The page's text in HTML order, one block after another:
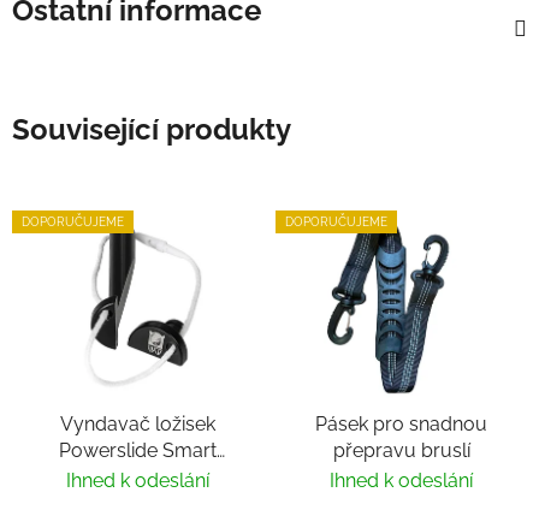
Ostatní informace
Související produkty
DOPORUČUJEME
Vyndavač ložisek
Powerslide Smart
Bearing Remover by
Ihned k odeslání
DOPORUČUJEME
Pásek pro snadnou
přepravu bruslí
Ihned k odeslání